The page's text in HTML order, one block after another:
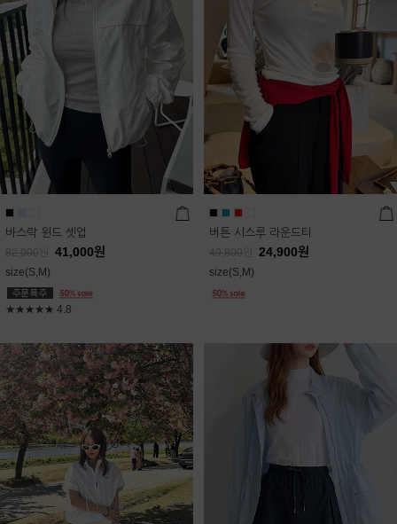
바스락 윈드 셋업
82,000 41,000원
size(S,M)
★★★★★ 4.8
버튼 시스루 라운드티
49,800 24,900원
size(S,M)